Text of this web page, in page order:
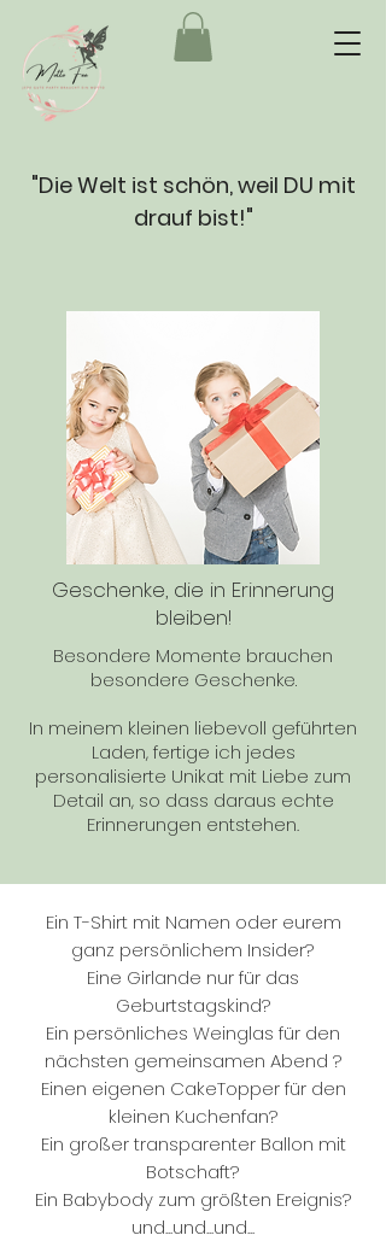
"Die Welt ist schön, weil DU mit
drauf bist!"
Geschenke, die in Erinnerung
bleiben!
Besondere Momente brauchen
besondere Geschenke.
In meinem kleinen liebevoll geführten
Laden, fertige ich jedes
personalisierte Unikat mit Liebe zum
Detail an, so dass daraus echte
Erinnerungen entstehen.
Ein T-Shirt mit Namen oder eurem
ganz persönlichem Insider?
Eine Girlande nur für das
Geburtstagskind?
Ein persönliches Weinglas für den
nächsten gemeinsamen Abend ?
Einen eigenen CakeTopper für den
kleinen Kuchenfan?
Ein großer transparenter Ballon mit
Botschaft?
Ein Babybody zum größten Ereignis?
und...und...und...